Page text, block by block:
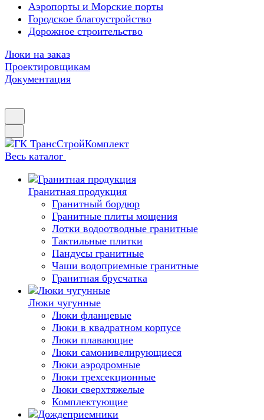
Аэропорты и Морские порты
Городское благоустройство
Дорожное строительство
Люки на заказ
Проектировщикам
Документация
Весь каталог
Гранитная продукция
Гранитный бордюр
Гранитные плиты мощения
Лотки водоотводные гранитные
Тактильные плитки
Пандусы гранитные
Чаши водоприемные гранитные
Гранитная брусчатка
Люки чугунные
Люки фланцевые
Люки в квадратном корпусе
Люки плавающие
Люки самонивелирующиеся
Люки аэродромные
Люки трехсекционные
Люки сверхтяжелые
Комплектующие